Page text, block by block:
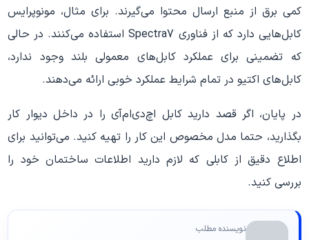
کمی برق از منبع ارسال محتوا می‌گیرند. برای مثال، مونوپرایس
کابل‌هایی دارد که از فناوری Spectra7 استفاده می‌کنند. در حالی
که تضمینی برای عملکرد کابل‌های معمولی بلند وجود ندارد،
کابل‌های اکتیو در تمام شرایط عملکرد خوبی ارائه می‌دهند.
در پایان، اگر قصد دارید کابل اچ‌دی‌ام‌آی را در داخل دیوار کار
بگذارید، حتما مدل مخصوص این کار را تهیه کنید. می‌توانید برای
اطلاع دقیق از کابلی که لازم دارید اطلاعات ساختمان خود را
بررسی کنید.
نویسنده مطلب